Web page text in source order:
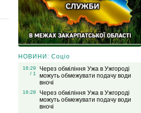
НОВИНИ: Соціо
16:29
/ 1
Через обміління Ужа в Ужгороді
можуть обмежувати подачу води
вночі
16:28
Через обміління Ужа в Ужгороді
можуть обмежувати подачу води
вночі